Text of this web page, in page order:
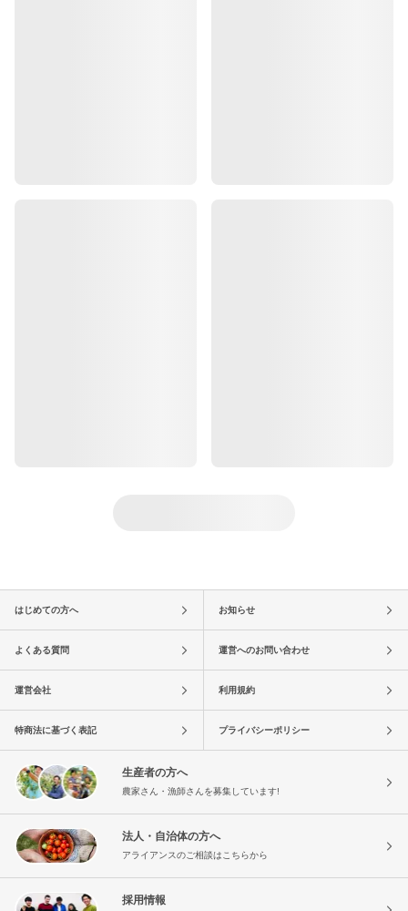
はじめての方へ お知らせ
よくある質問 運営へのお問い合わせ
運営会社 利用規約
特商法に基づく表記 プライバシーポリシー
生産者の方へ
農家さん・漁師さんを募集しています!
法人・自治体の方へ
アライアンスのご相談はこちらから
採用情報